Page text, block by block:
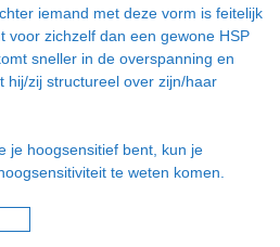
iemand met deze vorm is feitelijk
voor zichzelf dan een gewone HSP
sneller in de overspanning en
hij/zij structureel over zijn/haar
je hoogsensitief bent, kun je
te weten komen.